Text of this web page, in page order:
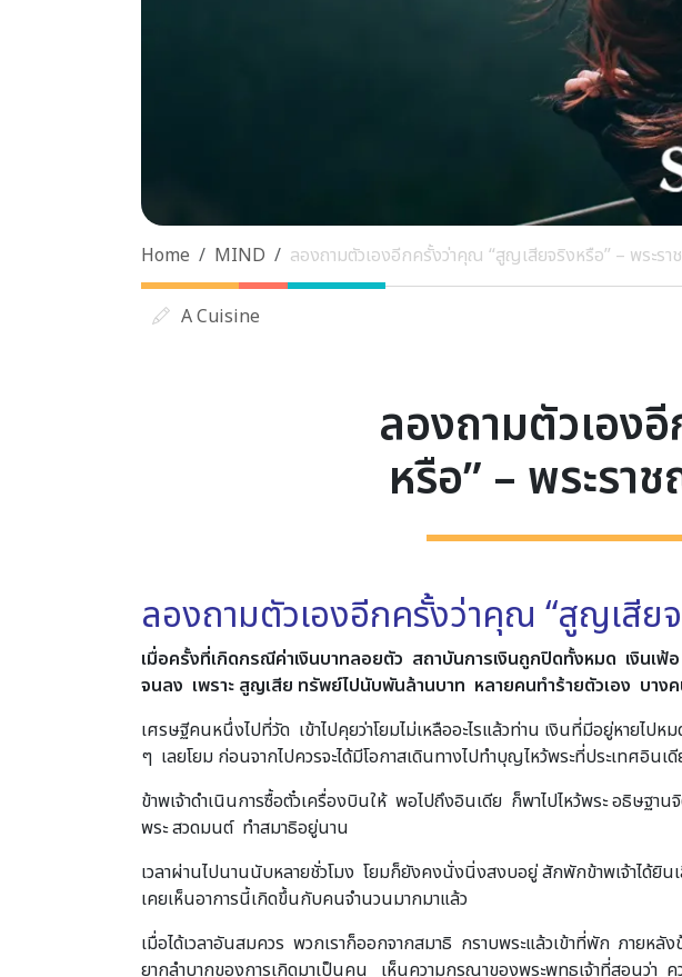
Home MIND ลองถามตัวเองอีกครั้งว่าคุณ “สูญเสียจริงหรือ” – พระ
A Cuisine
ลองถามตัวเอง
หรือ” – พระร
ลองถามตัวเองอีกครั้งว่าคุณ “สูญเสี
เมื่อครั้งที่เกิดกรณีค่าเงินบาทลอยตัว สถาบันการเงินถูกปิดทั้งหมด เงินเ
จนลง เพราะ สูญเสีย ทรัพย์ไปนับพันล้านบาท หลายคนทำร้ายตัวเอง บา
เศรษฐีคนหนึ่งไปที่วัด เข้าไปคุยว่าโยมไม่เหลืออะไรแล้วท่าน เงินที่มีอยู่หายไป
ๆ เลยโยม ก่อนจากไปควรจะได้มีโอกาสเดินทางไปทำบุญไหว้พระที่ประเทศอิน
ข้าพเจ้าดำเนินการซื้อตั๋วเครื่องบินให้ พอไปถึงอินเดีย ก็พาไปไหว้พระ อธิษฐ
พระ สวดมนต์ ทำสมาธิอยู่นาน
เวลาผ่านไปนานนับหลายชั่วโมง โยมก็ยังคงนั่งนิ่งสงบอยู่ สักพักข้าพเจ้าได้ยิน
เคยเห็นอาการนี้เกิดขึ้นกับคนจำนวนมากมาแล้ว
เมื่อได้เวลาอันสมควร พวกเราก็ออกจากสมาธิ กราบพระแล้วเข้าที่พัก ภายห
ยากลำบากของการเกิดมาเป็นคน เห็นความกรุณาของพระพุทธเจ้าที่สอนว่า